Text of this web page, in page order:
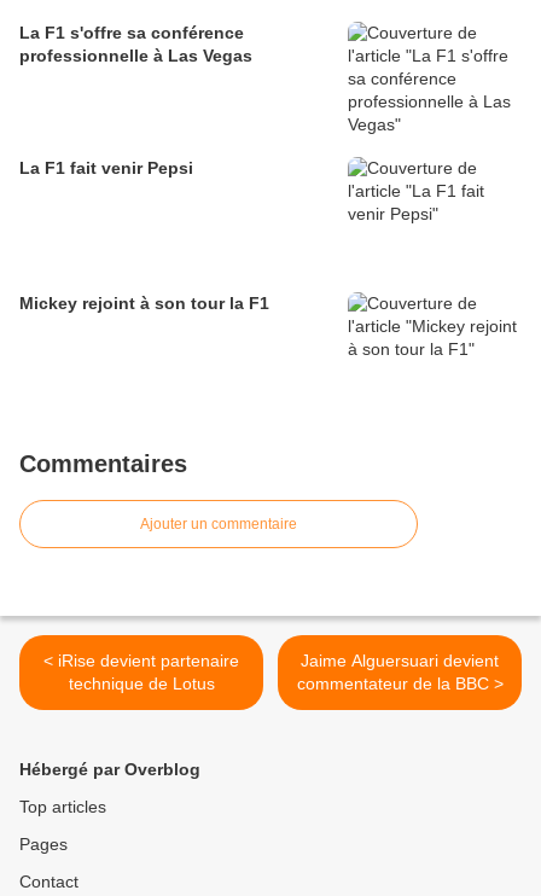
La F1 s'offre sa conférence
professionnelle à Las Vegas
La F1 fait venir Pepsi
Mickey rejoint à son tour la F1
Commentaires
Ajouter un commentaire
< iRise devient partenaire
technique de Lotus
Jaime Alguersuari devient
commentateur de la BBC >
Hébergé par Overblog
Top articles
Pages
Contact